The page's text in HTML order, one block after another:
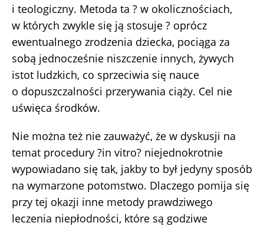
i teologiczny. Metoda ta ? w okolicznościach,
w których zwykle się ją stosuje ? oprócz
ewentualnego zrodzenia dziecka, pociąga za
sobą jednocześnie niszczenie innych, żywych
istot ludzkich, co sprzeciwia się nauce
o dopuszczalności przerywania ciąży. Cel nie
uświęca środków.
Nie można też nie zauważyć, że w dyskusji na
temat procedury ?in vitro? niejednokrotnie
wypowiadano się tak, jakby to był jedyny sposób
na wymarzone potomstwo. Dlaczego pomija się
przy tej okazji inne metody prawdziwego
leczenia niepłodności, które są godziwe